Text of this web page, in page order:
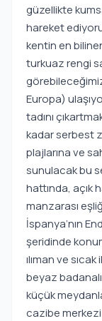
güzellikte
hareket
kentin en
turkuaz rengi
Europa)
tadını
kadar serbest
plajlarına ve
sunulacak bu
hattında, açık
manzarası
İspanya’nın
şeridinde
ılıman ve
beyaz
küçük
cazibe